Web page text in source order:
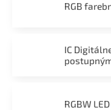
RGB
IC
RGBW